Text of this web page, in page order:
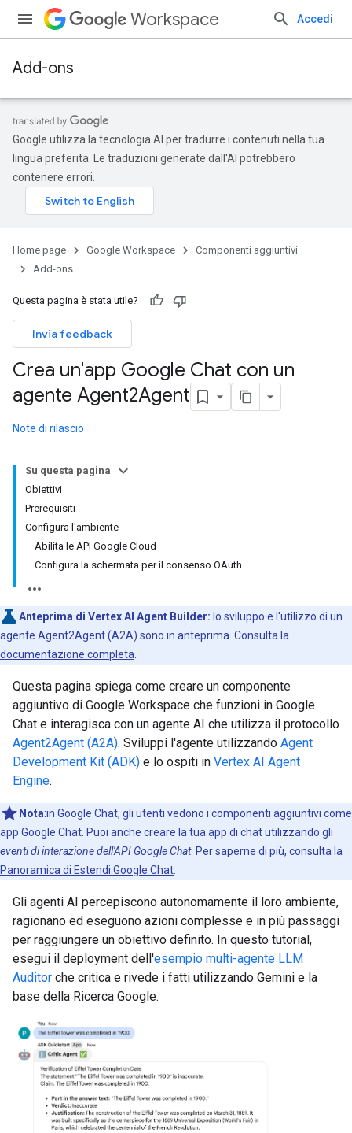
Workspace Accedi
Add-ons
Google utilizza la tecnologia AI per tradurre i contenuti nella tua
lingua preferita. Le traduzioni generate dall'AI potrebbero
contenere errori.
Home page Google Workspace
Componenti aggiuntivi
Add-ons
Questa pagina è stata utile?
Invia feedback
Crea un'app Google Chat con un
agente Agent2Agent
Note di rilascio
Su questa pagina
Obiettivi
Prerequisiti
Configura l'ambiente
Abilita le API Google Cloud
Configura la schermata per il consenso OAuth
Anteprima di Vertex AI Agent Builder: lo sviluppo e l'utilizzo di un
agente Agent2Agent (A2A) sono in anteprima. Consulta la
documentazione completa
Questa pagina spiega come creare un componente
aggiuntivo di Google Workspace che funzioni in Google
Chat e interagisca con un agente AI che utilizza il protocollo
Agent2Agent (A2A). Sviluppi l'agente utilizzando Agent
Development Kit (ADK) e lo ospiti in Vertex AI Agent
Engine.
Nota:in Google Chat, gli utenti vedono i componenti aggiuntivi come
app Google Chat. Puoi anche creare la tua app di chat utilizzando gli
eventi di interazione dell'API Google Chat. Per saperne di più, consulta la
Panoramica di Estendi Google Chat
Gli agenti AI percepiscono autonomamente il loro ambiente,
ragionano ed eseguono azioni complesse e in più passaggi
per raggiungere un obiettivo definito. In questo tutorial,
esegui il deployment dell'esempio multi-agente LLM
Auditor che critica e rivede i fatti utilizzando Gemini e la
base della Ricerca Google.